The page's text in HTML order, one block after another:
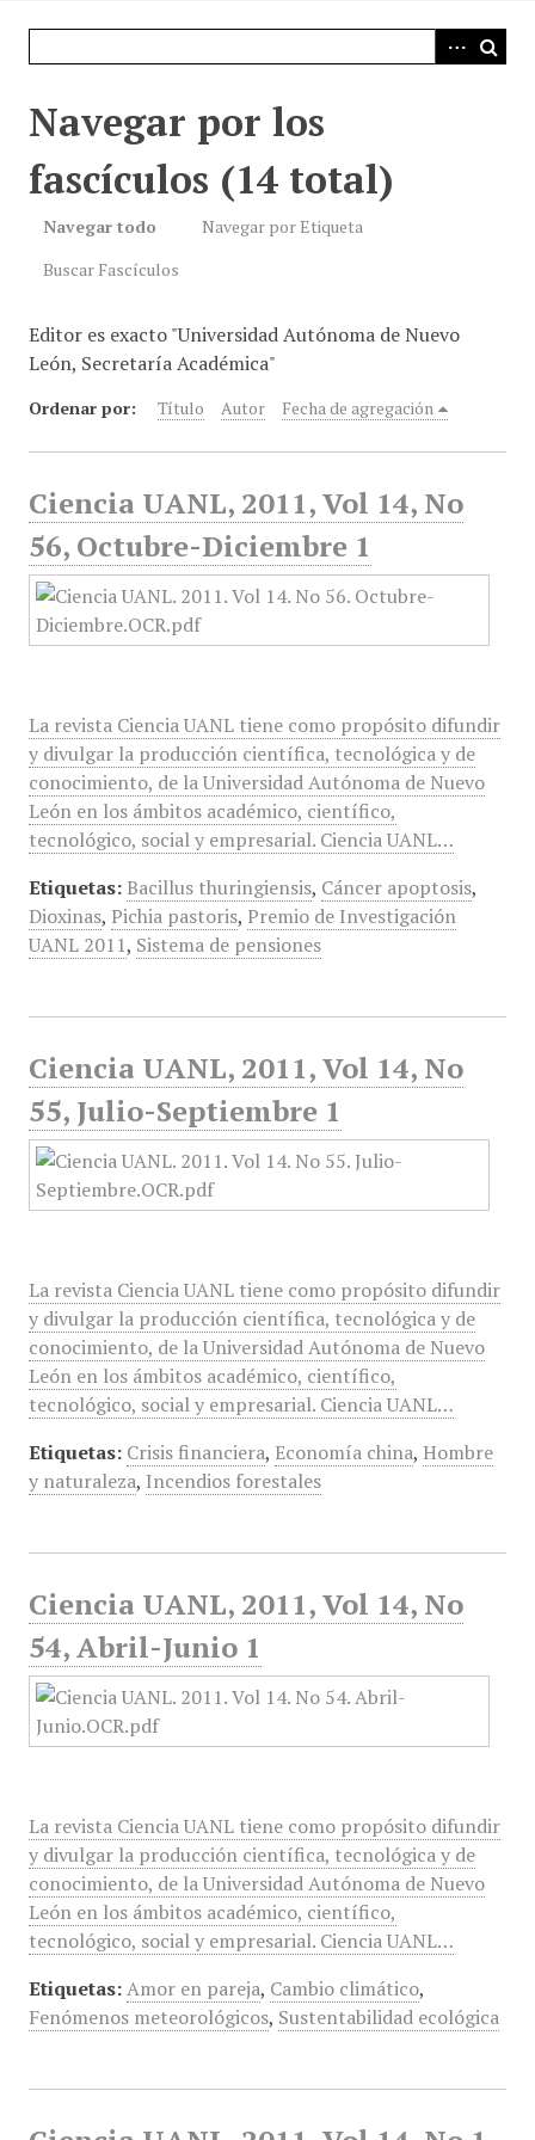
Navegar por los
fascículos (14 total)
Navegar todo
Navegar por Etiqueta
Buscar Fascículos
Editor es exacto "Universidad Autónoma de Nuevo
León, Secretaría Académica"
Ordenar por: Título Autor Fecha de agregación
Ciencia UANL, 2011, Vol 14, No
56, Octubre-Diciembre 1
La revista Ciencia UANL tiene como propósito difundir
y divulgar la producción científica, tecnológica y de
conocimiento, de la Universidad Autónoma de Nuevo
León en los ámbitos académico, científico,
tecnológico, social y empresarial. Ciencia UANL…
Etiquetas: Bacillus thuringiensis, Cáncer apoptosis,
Dioxinas, Pichia pastoris, Premio de Investigación
UANL 2011, Sistema de pensiones
Ciencia UANL, 2011, Vol 14, No
55, Julio-Septiembre 1
La revista Ciencia UANL tiene como propósito difundir
y divulgar la producción científica, tecnológica y de
conocimiento, de la Universidad Autónoma de Nuevo
León en los ámbitos académico, científico,
tecnológico, social y empresarial. Ciencia UANL…
Etiquetas: Crisis financiera, Economía china, Hombre
y naturaleza, Incendios forestales
Ciencia UANL, 2011, Vol 14, No
54, Abril-Junio 1
La revista Ciencia UANL tiene como propósito difundir
y divulgar la producción científica, tecnológica y de
conocimiento, de la Universidad Autónoma de Nuevo
León en los ámbitos académico, científico,
tecnológico, social y empresarial. Ciencia UANL…
Etiquetas: Amor en pareja, Cambio climático,
Fenómenos meteorológicos, Sustentabilidad ecológica